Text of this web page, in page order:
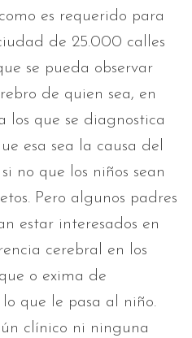
es requerido para
de 25.000 calles
se pueda observar
de quien sea, en
los que se diagnostica
esa sea la causa del
no que los niños sean
Pero algunos padres
estar interesados en
cerebral en los
o exima de
que le pasa al niño.
clínico ni ninguna